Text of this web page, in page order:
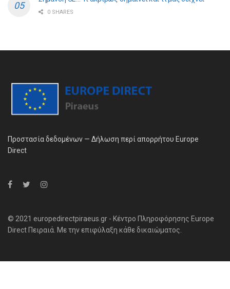
0 SHARES
Προστασία δεδομένων — Δήλωση περί απορρήτου Europe
Direct
© 2021 europedirectpiraeus.gr - Κέντρο Πληροφόρησης Europe
Direct Πειραιά. Με την επιφύλαξη κάθε δικαιώματος.